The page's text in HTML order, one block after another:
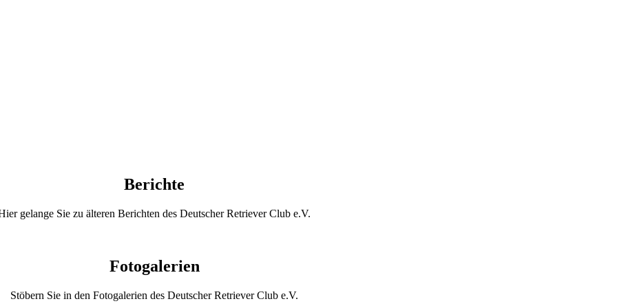
Berichte
gelange Sie zu älteren Berichten des Deutscher Retriever Club e.V.
Fotogalerien
Stöbern Sie in den Fotogalerien des Deutscher Retriever Club e.V.